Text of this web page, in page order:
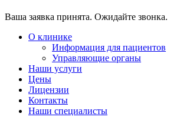
Ваша заявка принята. Ожидайте звонка.
О клинике
Информация для пациентов
Управляющие органы
Наши услуги
Цены
Лицензии
Контакты
Наши специалисты